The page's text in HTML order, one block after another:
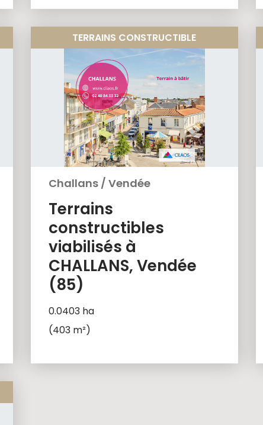
TERRAINS CONSTRUCTIBLE
Challans/ Vendée
Terrains
constructibles
viabilisés à
CHALLANS, Vendée
(85)
0.0403 ha
(403 m²)